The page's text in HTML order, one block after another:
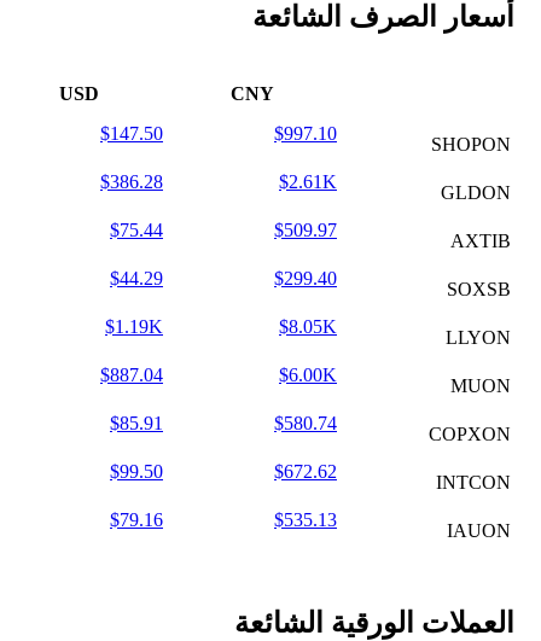
أسعار الصرف الشائعة
CNY
USD
SHOPON
$997.10
$147.50
GLDON
$2.61K
$386.28
AXTIB
$509.97
$75.44
SOXSB
$299.40
$44.29
LLYON
$8.05K
$1.19K
MUON
$6.00K
$887.04
COPXON
$580.74
$85.91
INTCON
$672.62
$99.50
IAUON
$535.13
$79.16
العملات الورقية الشائعة